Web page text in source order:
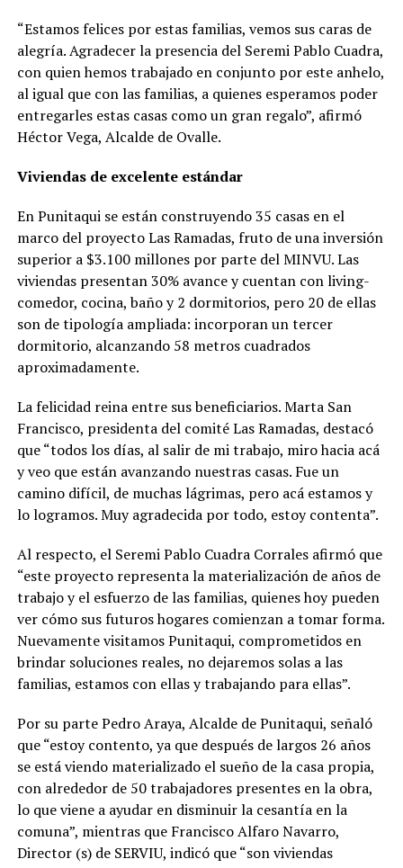
“Estamos felices por estas familias, vemos sus caras de
alegría. Agradecer la presencia del Seremi Pablo Cuadra,
con quien hemos trabajado en conjunto por este anhelo,
al igual que con las familias, a quienes esperamos poder
entregarles estas casas como un gran regalo”, afirmó
Héctor Vega, Alcalde de Ovalle.
Viviendas de excelente estándar
En Punitaqui se están construyendo 35 casas en el
marco del proyecto Las Ramadas, fruto de una inversión
superior a $3.100 millones por parte del MINVU. Las
viviendas presentan 30% avance y cuentan con living-
comedor, cocina, baño y 2 dormitorios, pero 20 de ellas
son de tipología ampliada: incorporan un tercer
dormitorio, alcanzando 58 metros cuadrados
aproximadamente.
La felicidad reina entre sus beneficiarios. Marta San
Francisco, presidenta del comité Las Ramadas, destacó
que “todos los días, al salir de mi trabajo, miro hacia acá
y veo que están avanzando nuestras casas. Fue un
camino difícil, de muchas lágrimas, pero acá estamos y
lo logramos. Muy agradecida por todo, estoy contenta”.
Al respecto, el Seremi Pablo Cuadra Corrales afirmó que
“este proyecto representa la materialización de años de
trabajo y el esfuerzo de las familias, quienes hoy pueden
ver cómo sus futuros hogares comienzan a tomar forma.
Nuevamente visitamos Punitaqui, comprometidos en
brindar soluciones reales, no dejaremos solas a las
familias, estamos con ellas y trabajando para ellas”.
Por su parte Pedro Araya, Alcalde de Punitaqui, señaló
que “estoy contento, ya que después de largos 26 años
se está viendo materializado el sueño de la casa propia,
con alrededor de 50 trabajadores presentes en la obra,
lo que viene a ayudar en disminuir la cesantía en la
comuna”, mientras que Francisco Alfaro Navarro,
Director (s) de SERVIU, indicó que “son viviendas